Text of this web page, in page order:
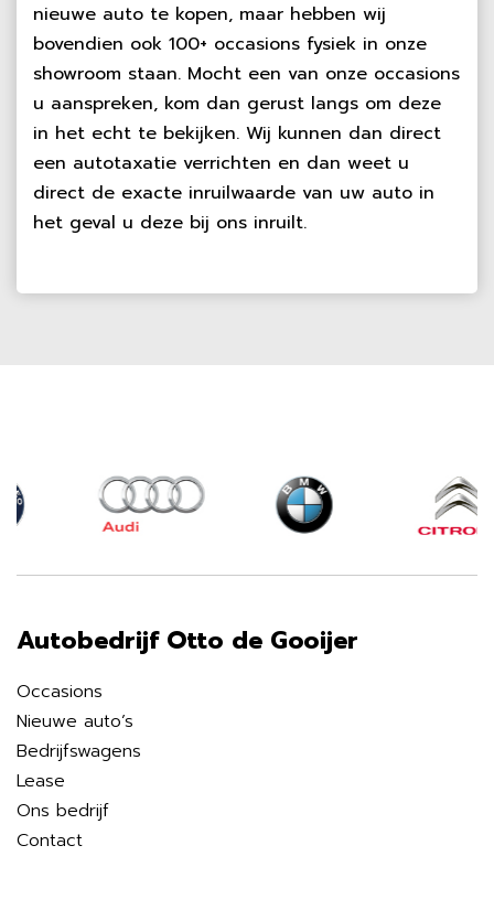
nieuwe auto te kopen, maar hebben wij
bovendien ook 100+ occasions fysiek in onze
showroom staan. Mocht een van onze occasions
u aanspreken, kom dan gerust langs om deze
in het echt te bekijken. Wij kunnen dan direct
een autotaxatie verrichten en dan weet u
direct de exacte inruilwaarde van uw auto in
het geval u deze bij ons inruilt.
Autobedrijf Otto de Gooijer
Occasions
Nieuwe auto’s
Bedrijfswagens
Lease
Ons bedrijf
Contact